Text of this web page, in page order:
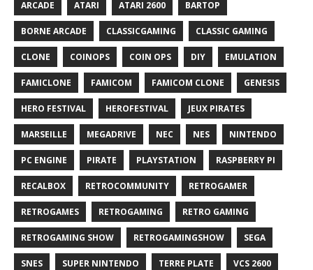
ARCADE ATARI ATARI 2600 BARTOP
BORNE ARCADE CLASSICGAMING CLASSIC GAMING
CLONE COINOPS COIN OPS DIY EMULATION
FAMICLONE FAMICOM FAMICOM CLONE GENESIS
HERO FESTIVAL HEROFESTIVAL JEUX PIRATES
MARSEILLE MEGADRIVE NEC NES NINTENDO
PC ENGINE PIRATE PLAYSTATION RASPBERRY PI
RECALBOX RETROCOMMUNITY RETROGAMER
RETROGAMES RETROGAMING RETRO GAMING
RETROGAMING SHOW RETROGAMINGSHOW SEGA
SNES SUPER NINTENDO TERRE PLATE VCS 2600